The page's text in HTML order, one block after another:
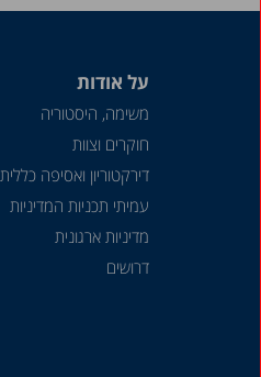
על אודות
משימה, היסטוריה
חוקרים וצוות
דירקטוריון ואסיפה כללית
עמיתי תכניות המדיניות
מדיניות ארגונית
דרושים